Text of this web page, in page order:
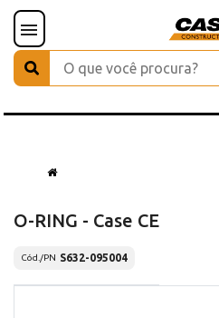
O-RING - Case CE
Cód./PN S632-095004